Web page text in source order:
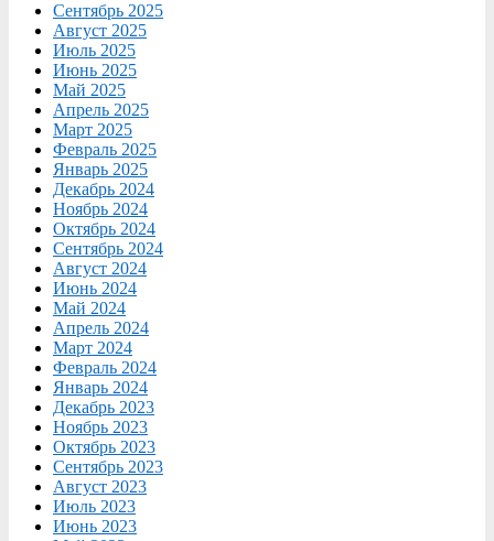
Сентябрь 2025
Август 2025
Июль 2025
Июнь 2025
Май 2025
Апрель 2025
Март 2025
Февраль 2025
Январь 2025
Декабрь 2024
Ноябрь 2024
Октябрь 2024
Сентябрь 2024
Август 2024
Июнь 2024
Май 2024
Апрель 2024
Март 2024
Февраль 2024
Январь 2024
Декабрь 2023
Ноябрь 2023
Октябрь 2023
Сентябрь 2023
Август 2023
Июль 2023
Июнь 2023